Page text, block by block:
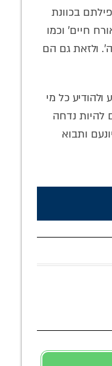
בכוונת
חיים' וכמו
ולזאת גם הם
כל מי
להיות נדחה
ותבוא